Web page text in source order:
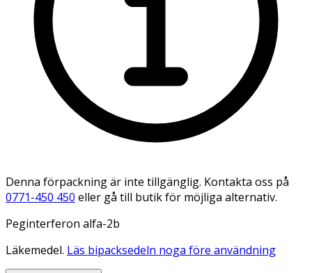
Denna förpackning är inte tillgänglig. Kontakta oss på
0771-450 450 eller gå till butik för möjliga alternativ.
Peginterferon alfa-2b
Läkemedel. Läs bipacksedeln noga före användning